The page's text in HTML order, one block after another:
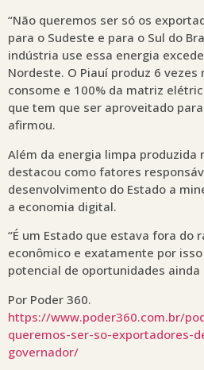
“Não queremos ser só os
para o Sudeste e para o Sul do
indústria use essa energia
Nordeste. O Piauí produz 6 vezes
consome e 100% da matriz
que tem que ser aproveitado
afirmou.
Além da energia limpa produzida
destacou como fatores
desenvolvimento do Estado a
a economia digital.
“É um Estado que estava fora do
econômico e exatamente por
potencial de oportunidades ainda
Por Poder 360.
https://www.poder360.com.br/
queremos-ser-so-exportadores-
governador/